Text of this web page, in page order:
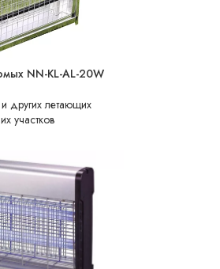
NN-KL-AL-20W
других летающих
участков